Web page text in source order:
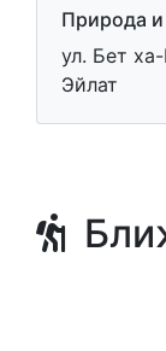
Природа
ул. Бет
Эйлат